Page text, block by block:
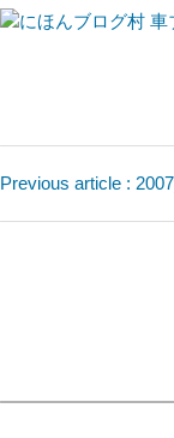
Previous article :